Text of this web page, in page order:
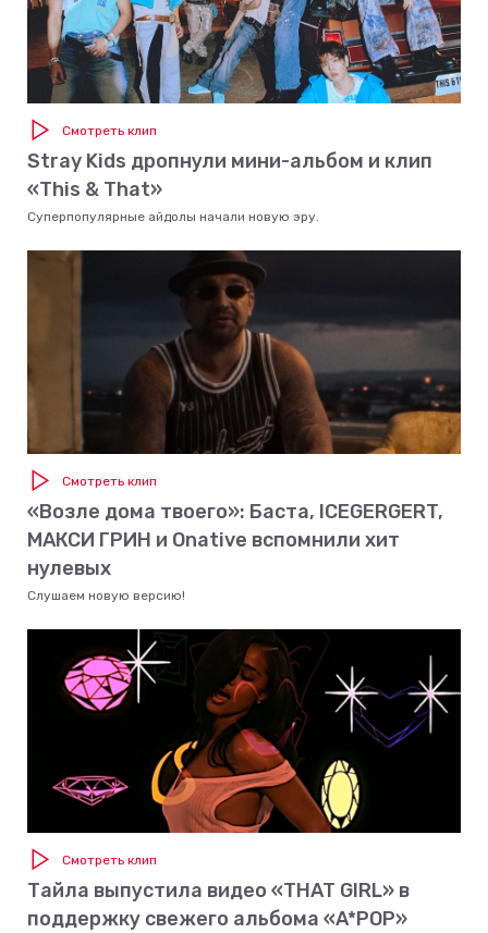
Смотреть клип
Stray Kids дропнули мини-альбом и клип
«This & That»
Суперпопулярные айдолы начали новую эру.
Смотреть клип
«Возле дома твоего»: Баста, ICEGERGERT,
МАКСИ ГРИН и Onative вспомнили хит
нулевых
Слушаем новую версию!
Смотреть клип
Тайла выпустила видео «THAT GIRL» в
поддержку свежего альбома «A*POP»